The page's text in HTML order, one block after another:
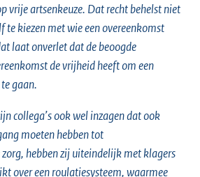
vrije artsenkeuze. Dat recht behelst niet
te kiezen met wie een overeenkomst
laat onverlet dat de beoogde
de vrijheid heeft om een
gaan.
collega’s ook wel inzagen dat ook
moeten hebben tot
hebben zij uiteindelijk met klagers
over een roulatiesysteem, waarmee